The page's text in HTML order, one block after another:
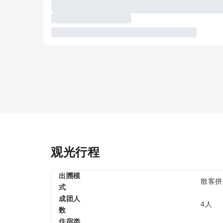
观光行程
出圑模
式
散客
成团人
数
4人